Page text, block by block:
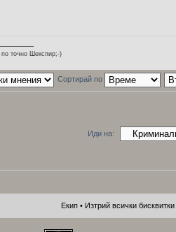
, по точно Шекспир;-)
Сортирай по
Иди на:
Екип • Изтрий всички бисквитки